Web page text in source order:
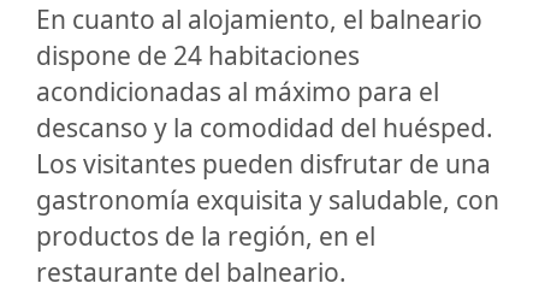
En cuanto al alojamiento, el balneario
dispone de 24 habitaciones
acondicionadas al máximo para el
descanso y la comodidad del huésped.
Los visitantes pueden disfrutar de una
gastronomía exquisita y saludable, con
productos de la región, en el
restaurante del balneario.